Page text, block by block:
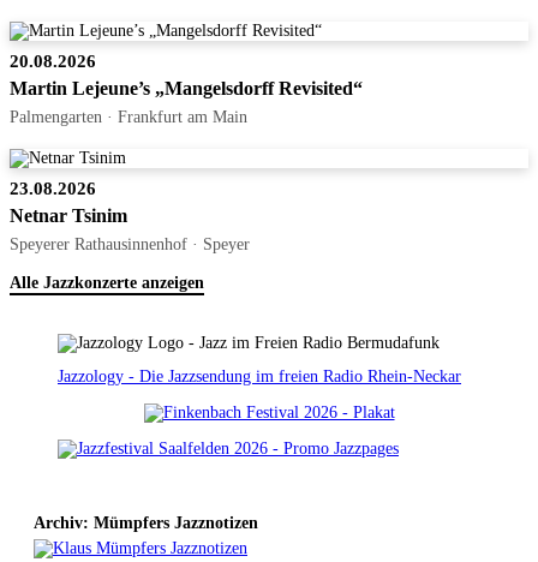
20.08.2026
Martin Lejeune’s „Mangelsdorff Revisited“
Palmengarten · Frankfurt am Main
23.08.2026
Netnar Tsinim
Speyerer Rathausinnenhof · Speyer
Alle Jazzkonzerte anzeigen
Jazzology - Die Jazzsendung im freien Radio Rhein-Neckar
Archiv: Mümpfers Jazznotizen